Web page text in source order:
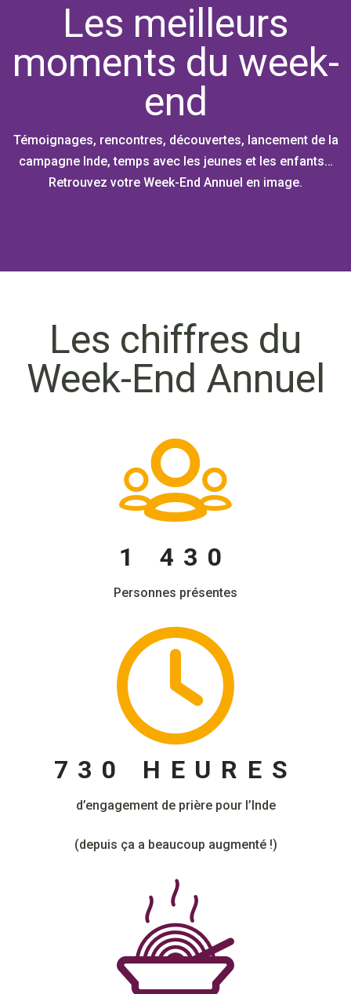
Les meilleurs
moments du week-
end
Témoignages, rencontres, découvertes, lancement de la
campagne Inde, temps avec les jeunes et les enfants…
Retrouvez votre Week-End Annuel en image.
Les chiffres du
Week-End Annuel
1 430
Personnes présentes
730 HEURES
d’engagement de prière pour l’Inde
(depuis ça a beaucoup augmenté !)